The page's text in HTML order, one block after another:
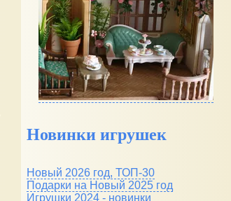
Новинки игрушек
Новый 2026 год, ТОП-30
Подарки на Новый 2025 год
Игрушки 2024 - новинки